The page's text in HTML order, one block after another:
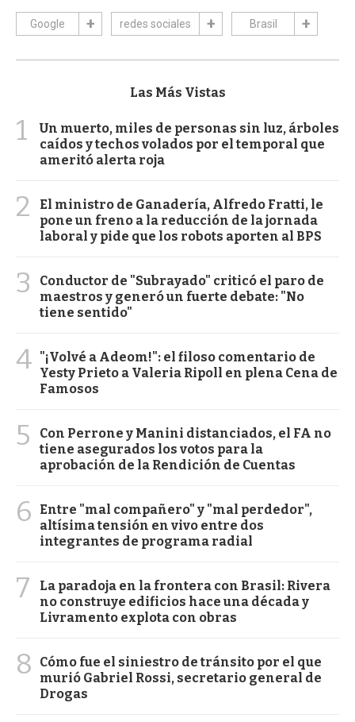
Google redes sociales Brasil
Las Más Vistas
1
Un muerto, miles de personas sin luz, árboles
caídos y techos volados por el temporal que
ameritó alerta roja
2
El ministro de Ganadería, Alfredo Fratti, le
pone un freno a la reducción de la jornada
laboral y pide que los robots aporten al BPS
3
Conductor de "Subrayado" criticó el paro de
maestros y generó un fuerte debate: "No
tiene sentido"
4 "¡Volvé a Adeom!": el filoso comentario de
Yesty Prieto a Valeria Ripoll en plena Cena de
Famosos
5
Con Perrone y Manini distanciados, el FA no
tiene asegurados los votos para la
aprobación de la Rendición de Cuentas
6
Entre "mal compañero" y "mal perdedor",
altísima tensión en vivo entre dos
integrantes de programa radial
7
La paradoja en la frontera con Brasil: Rivera
no construye edificios hace una década y
Livramento explota con obras
8
Cómo fue el siniestro de tránsito por el que
murió Gabriel Rossi, secretario general de
Drogas